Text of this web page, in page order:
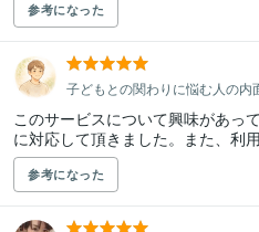
参考になった
子どもとの関わりに悩む人の内
このサービスについて興味があっ
に対応して頂きました。また、利
参考になった